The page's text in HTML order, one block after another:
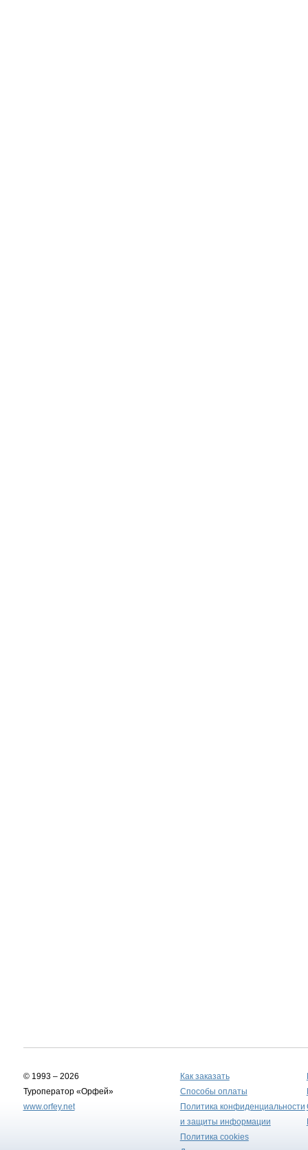
© 1993 – 2026
Туроператор «Орфей»
www.orfey.net
Как заказать
Способы оплаты
Политика конфиденциальности
и защиты информации
Политика cookies